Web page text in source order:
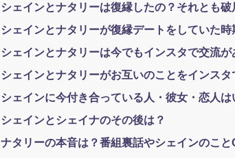
シェインとナタリーは復縁したの？それとも破
シェインとナタリーが復縁デートをしていた
シェインとナタリーは今でもインスタで交流が
シェインとナタリーがお互いのことをインスタ
シェインに今付き合っている人・彼女・恋人は
シェインとシェイナのその後は？
ナタリーの本音は？番組裏話やシェインのこと